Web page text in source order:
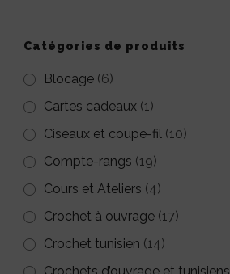
Catégories de produits
Blocage (6)
Cartes cadeaux (1)
Ciseaux et coupe-fil (10)
Compte-rangs (19)
Cours et Ateliers (4)
Crochet à ouvrage (17)
Crochet tunisien (14)